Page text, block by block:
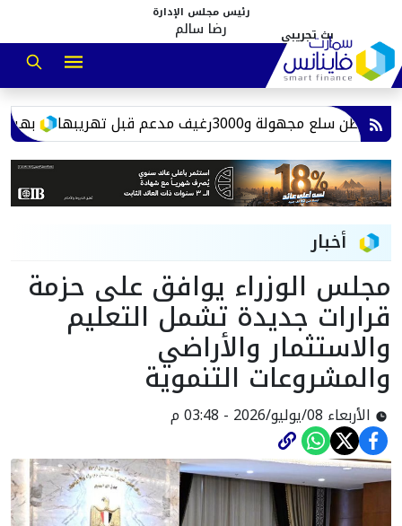
رئيس مجلس الإدارة
رضا سالم
بهية
أخبار
مجلس الوزراء يوافق على حزمة
قرارات جديدة تشمل التعليم
والاستثمار والأراضي
والمشروعات التنموية
الأربعاء 08/يوليو/2026 - 03:48 م